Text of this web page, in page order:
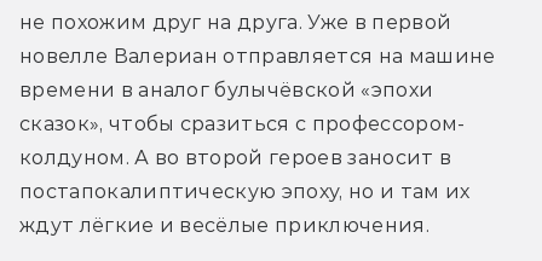
не похожим друг на друга. Уже в первой
новелле Валериан отправляется на машине
времени в аналог булычёвской «эпохи
сказок», чтобы сразиться с профессором-
колдуном. А во второй героев заносит в
постапокалиптическую эпоху, но и там их
ждут лёгкие и весёлые приключения.